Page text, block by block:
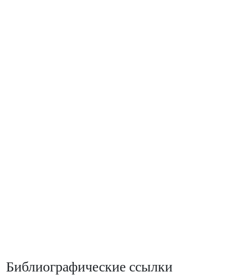
Библиографические ссылки